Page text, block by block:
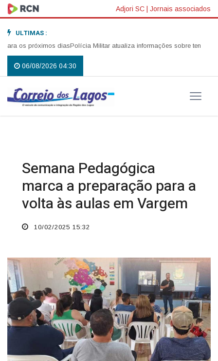
Adjori SC | Jornais associados
ULTIMAS :
os próximos diasPolícia Militar atualiza informações sobre tentativa
06/08/2026 04:30
Semana Pedagógica
marca a preparação para a
volta às aulas em Vargem
10/02/2025 15:32